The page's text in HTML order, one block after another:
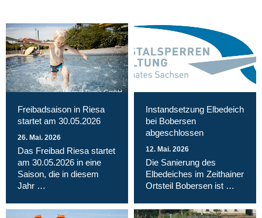
Magnet Riesa GmbH
Freibadsaison in Riesa
startet am 30.05.2026
26. Mai. 2026
Das Freibad Riesa startet
am 30.05.2026 in eine
Saison, die in diesem
Jahr …
Instandsetzung Elbedeich
bei Bobersen
abgeschlossen
12. Mai. 2026
Die Sanierung des
Elbedeiches im Zeithainer
Ortsteil Bobersen ist …